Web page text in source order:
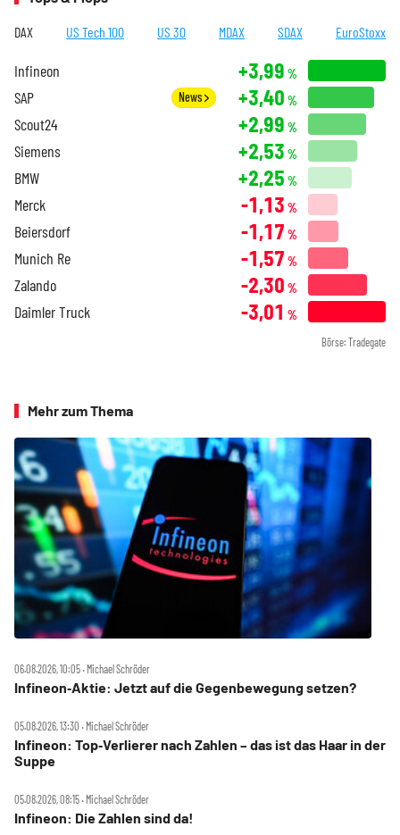
DAX US Tech 100 US 30 MDAX SDAX EuroStoxx
Infineon +3,99 %
SAP News +3,40 %
Scout24 +2,99 %
Siemens +2,53 %
BMW +2,25 %
Merck -1,13 %
Beiersdorf -1,17 %
Munich Re -1,57 %
Zalando -2,30 %
Daimler Truck -3,01 %
Börse: Tradegate
Mehr zum Thema
06.08.2026, 10:05 ‧ Michael Schröder
Infineon‑Aktie: Jetzt auf die Gegenbewegung setzen?
05.08.2026, 13:30 ‧ Michael Schröder
Infineon: Top‑Verlierer nach Zahlen – das ist das Haar in der
Suppe
05.08.2026, 08:15 ‧ Michael Schröder
Infineon: Die Zahlen sind da!